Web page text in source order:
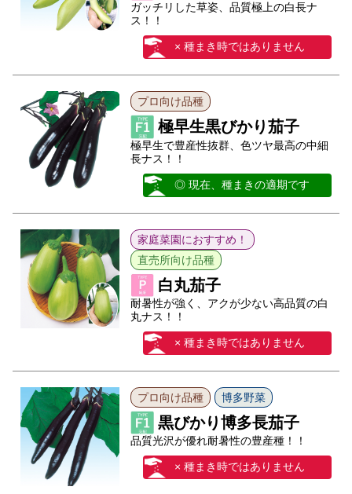
ガッチリした草姿、品質極上の白長ナ
ス！！
× 種まき時ではありません
プロ向け品種
極早生黒びかり茄子
極早生で豊産性抜群、色ツヤ最高の中細
長ナス！！
◎ 現在、種まきの適期です
家庭菜園におすすめ！
直売所向け品種
白丸茄子
耐暑性が強く、アクが少ない高品質の白
丸ナス！！
× 種まき時ではありません
プロ向け品種 博多野菜
黒びかり博多長茄子
品質光沢が優れ耐暑性の豊産種！！
× 種まき時ではありません